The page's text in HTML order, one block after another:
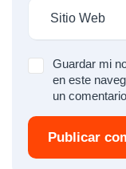
Guardar mi
en este
un
Publicar